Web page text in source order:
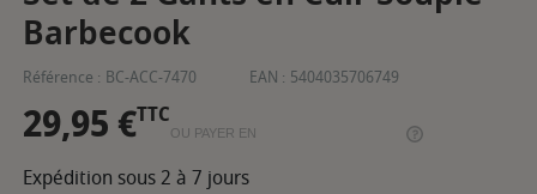
Barbecook
Référence : BC-ACC-7470 EAN : 5404035706749
29,95 €TTC
OU PAYER EN
Expédition sous 2 à 7 jours